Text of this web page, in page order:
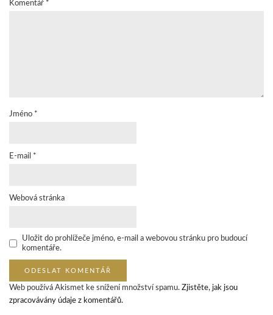
Komentář *
Jméno *
E-mail *
Webová stránka
Uložit do prohlížeče jméno, e-mail a webovou stránku pro budoucí
komentáře.
Web používá Akismet ke snížení množství spamu. Zjistěte, jak jsou
zpracovávány údaje z komentářů.